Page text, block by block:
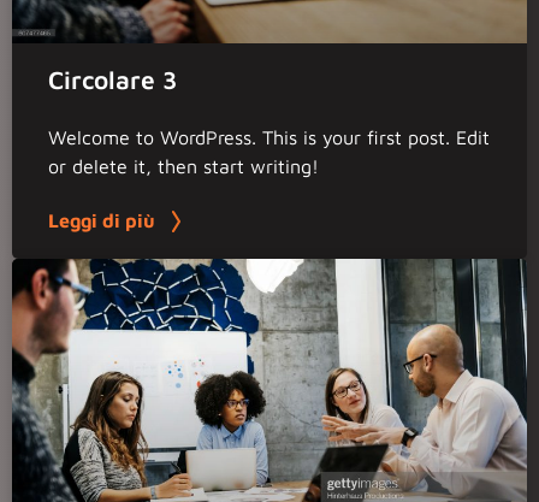
Circolare 3
Welcome to WordPress. This is your first post. Edit
or delete it, then start writing!
Leggi di più